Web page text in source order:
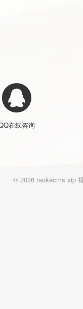
在线咨询
© 2026 taokecms.vip